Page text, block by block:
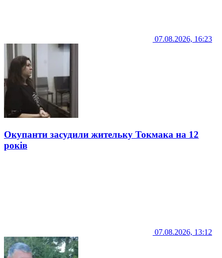
07.08.2026, 16:23
Окупанти засудили жительку Токмака на 12
років
07.08.2026, 13:12